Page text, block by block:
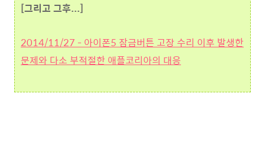
[그리고 그후...]
2014/11/27 - 아이폰5 잠금버튼 고장 수리 이후 발생한
문제와 다소 부적절한 애플코리아의 대응